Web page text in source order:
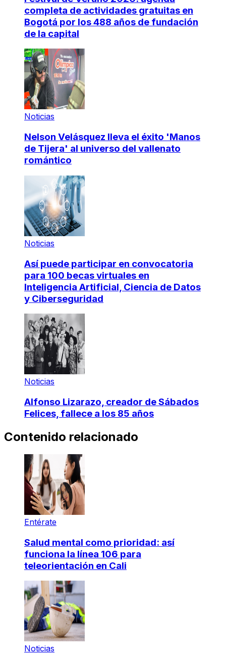
completa de actividades gratuitas en
Bogotá por los 488 años de fundación
de la capital
Noticias
Nelson Velásquez lleva el éxito 'Manos
de Tijera' al universo del vallenato
romántico
Noticias
Así puede participar en convocatoria
para 100 becas virtuales en
Inteligencia Artificial, Ciencia de Datos
y Ciberseguridad
Noticias
Alfonso Lizarazo, creador de Sábados
Felices, fallece a los 85 años
Contenido relacionado
Entérate
Salud mental como prioridad: así
funciona la línea 106 para
teleorientación en Cali
Noticias